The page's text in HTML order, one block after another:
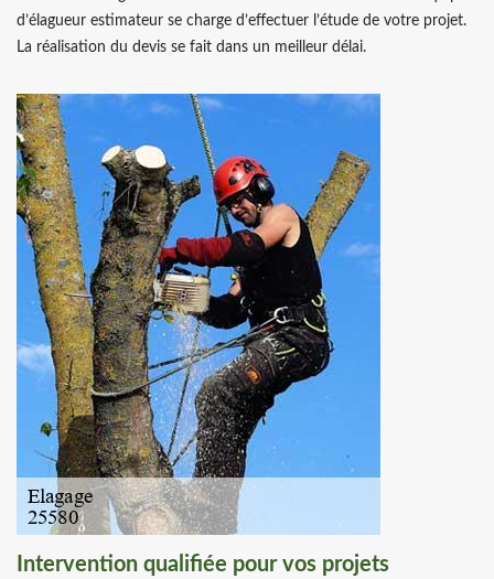
d’élagueur estimateur se charge d’effectuer l’étude de votre projet.
La réalisation du devis se fait dans un meilleur délai.
Intervention qualifiée pour vos projets